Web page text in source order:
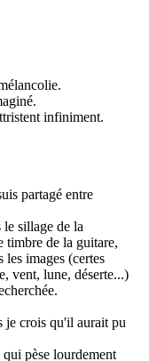
infiniment.
partagé entre
le sillage de la
timbre de la guitare,
images (certes
vent, lune, déserte...)
je crois qu'il aurait pu
pèse lourdement